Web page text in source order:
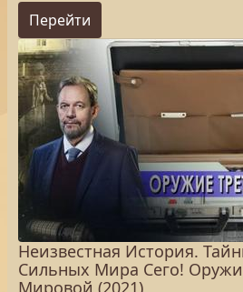
Перейти
Неизвестная История.
Сильных Мира Сего!
Мировой (2021)